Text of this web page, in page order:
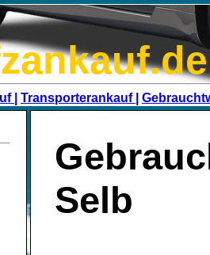
| Transporterankauf |
Selb